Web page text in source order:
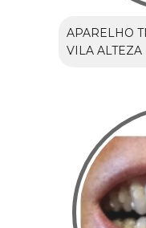
APARELHO
VILA ALTEZA